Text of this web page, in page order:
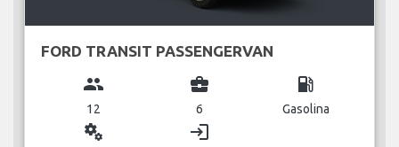
FORD TRANSIT PASSENGERVAN
group
12
business_center
6
local_gas_station
Gasolina
miscellaneous_services login